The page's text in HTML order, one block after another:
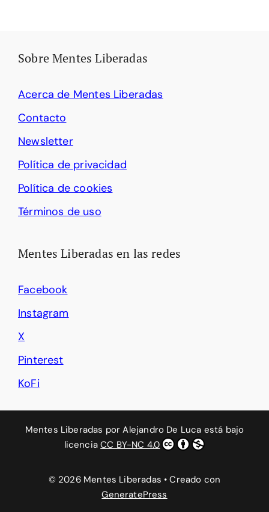
Sobre Mentes Liberadas
Acerca de Mentes Liberadas
Contacto
Newsletter
Política de privacidad
Política de cookies
Términos de uso
Mentes Liberadas en las redes
Facebook
Instagram
X
Pinterest
KoFi
Mentes Liberadas porAlejandro De Luca está bajo
licenciaCC BY-NC 4.0
© 2026 Mentes Liberadas • Creado con
GeneratePress